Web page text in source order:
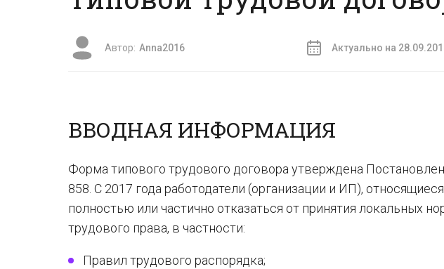
Автор: Anna2016 Актуально на
ВВОДНАЯ ИНФОРМАЦИЯ
Форма типового трудового договора утверждена
858. С 2017 года работодатели (организации и ИП),
полностью или частично отказаться от принятия локальных
трудового права, в частности:
Правил трудового распорядка;